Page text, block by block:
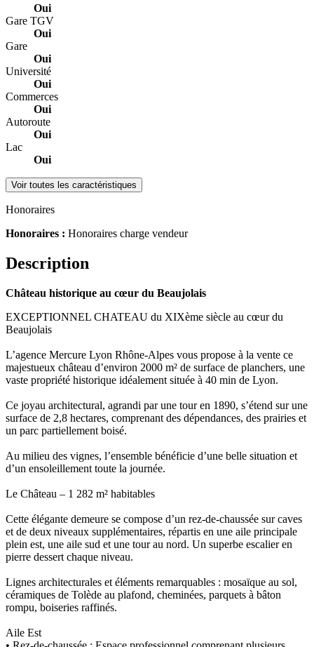
Oui
Gare TGV
Oui
Gare
Oui
Université
Oui
Commerces
Oui
Autoroute
Oui
Lac
Oui
Voir toutes les caractéristiques
Honoraires
Honoraires : Honoraires charge vendeur
Description
Château historique au cœur du Beaujolais
EXCEPTIONNEL CHATEAU du XIXème siècle au cœur du
Beaujolais
L’agence Mercure Lyon Rhône-Alpes vous propose à la vente ce
majestueux château d’environ 2000 m² de surface de planchers, une
vaste propriété historique idéalement située à 40 min de Lyon.
Ce joyau architectural, agrandi par une tour en 1890, s’étend sur une
surface de 2,8 hectares, comprenant des dépendances, des prairies et
un parc partiellement boisé.
Au milieu des vignes, l’ensemble bénéficie d’une belle situation et
d’un ensoleillement toute la journée.
Le Château – 1 282 m² habitables
Cette élégante demeure se compose d’un rez-de-chaussée sur caves
et de deux niveaux supplémentaires, répartis en une aile principale
plein est, une aile sud et une tour au nord. Un superbe escalier en
pierre dessert chaque niveau.
Lignes architecturales et éléments remarquables : mosaïque au sol,
céramiques de Tolède au plafond, cheminées, parquets à bâton
rompu, boiseries raffinés.
Aile Est